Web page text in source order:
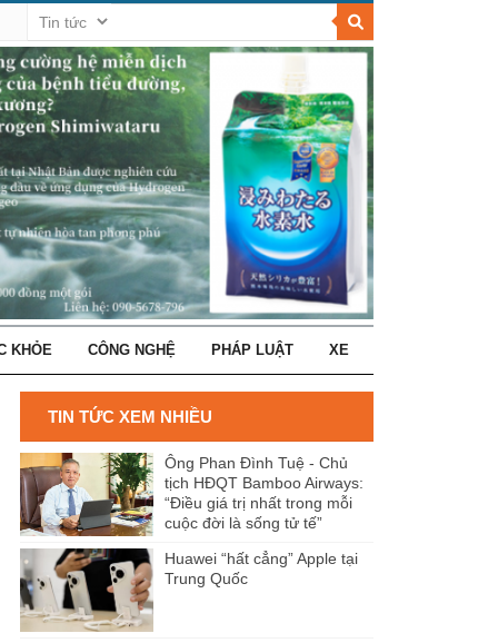
KHỎE CÔNG NGHỆ PHÁP LUẬT XE
TIN TỨC XEM NHIỀU
Ông Phan Đình Tuệ - Chủ
tịch HĐQT Bamboo Airways:
“Điều giá trị nhất trong mỗi
cuộc đời là sống tử tế”
Huawei “hất cẳng” Apple tại
Trung Quốc